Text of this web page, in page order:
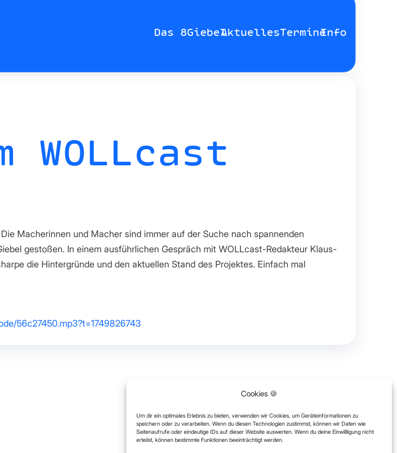
Cookies 🍪
Um dir ein optimales Erlebnis zu bieten, verwenden wir Cookies, um Geräteinformationen zu
speichern oder zu verarbeiten. Wenn du diesen Technologien zustimmst, können wir Daten wie
Seitenaufrufe oder eindeutige IDs auf dieser Website auswerten. Wenn du deine Einwillligung nicht
erteilst, können bestimmte Funktionen beeinträchtigt werden.
Das 8GiebelAktuellesTermineInfo
Macherinnen und Macher sind immer auf der Suche nach spannenden
gestoßen. In einem ausführlichen Gespräch mit WOLLcast-Redakteur Klaus-
die Hintergründe und den aktuellen Stand des Projektes. Einfach mal
56c27450.mp3?t=1749826743